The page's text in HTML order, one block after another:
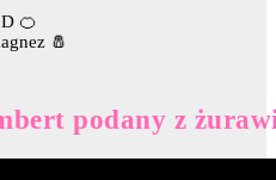
🍊
🧂
podany z